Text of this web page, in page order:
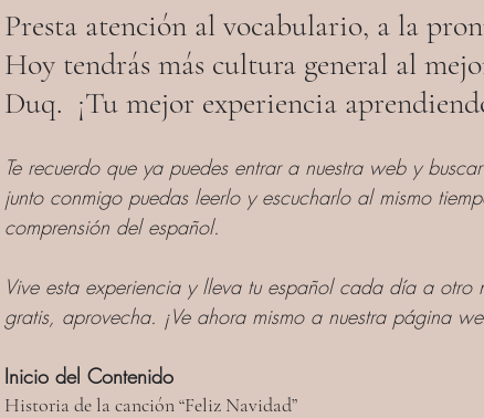
Presta atención al vocabulario, a la
Hoy tendrás más cultura general al
Duq.  ¡Tu mejor experiencia
Te recuerdo que ya puedes entrar a nuestra web y
junto conmigo puedas leerlo y escucharlo al mismo
comprensión del español.
Vive esta experiencia y lleva tu español cada día a
gratis, aprovecha. ¡Ve ahora mismo a nuestra página
Inicio del Contenido
Historia de la canción “Feliz Navidad”